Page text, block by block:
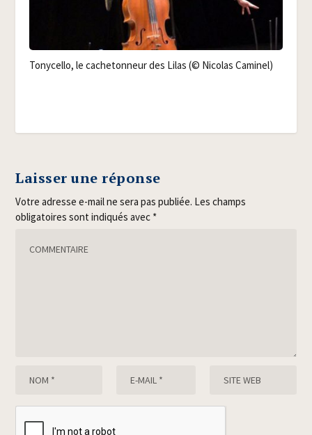
Tony­cel­lo, le cache­ton­neur des Lilas (© Nico­las Caminel)
Laisser une réponse
Votre adresse e-mail ne sera pas publiée. Les champs
obligatoires sont indiqués avec *